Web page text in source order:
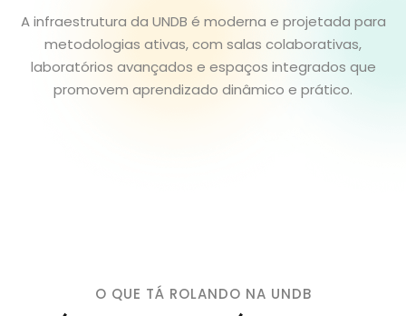
A infraestrutura da UNDB é moderna e projetada para
metodologias ativas, com salas colaborativas,
laboratórios avançados e espaços integrados que
promovem aprendizado dinâmico e prático.
O QUE TÁ ROLANDO NA UNDB